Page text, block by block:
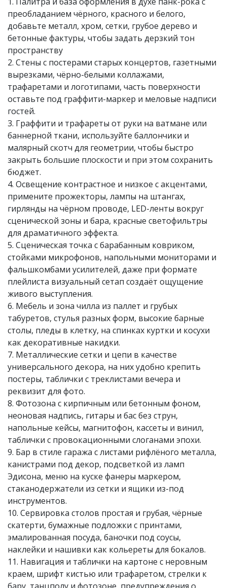
преобладанием чёрного, красного и белого,
добавьте металл, хром, сетки, грубое дерево и
бетонные фактуры, чтобы задать дерзкий тон
пространству
2. Стены с постерами старых концертов, газетными
вырезками, чёрно-белыми коллажами,
трафаретами и логотипами, часть поверхности
оставьте под граффити-маркер и меловые надписи
гостей.
3. Граффити и трафареты от руки на ватмане или
баннерной ткани, используйте баллончики и
малярный скотч для геометрии, чтобы быстро
закрыть большие плоскости и при этом сохранить
бюджет.
4. Освещение контрастное и низкое с акцентами,
примените прожекторы, лампы на штангах,
гирлянды на чёрном проводе, LED-ленты вокруг
сценической зоны и бара, красные светофильтры
для драматичного эффекта.
5. Сценическая точка с барабанным ковриком,
стойками микрофонов, напольными мониторами и
фальшкомбами усилителей, даже при формате
плейлиста визуальный сетап создаёт ощущение
живого выступления.
6. Мебель и зона чилла из паллет и грубых
табуретов, стулья разных форм, высокие барные
столы, пледы в клетку, на спинках куртки и косухи
как декоративные накидки.
7. Металлические сетки и цепи в качестве
универсального декора, на них удобно крепить
постеры, таблички с треклистами вечера и
реквизит для фото.
8. Фотозона с кирпичным или бетонным фоном,
неоновая надпись, гитары и бас без струн,
напольные кейсы, магнитофон, кассеты и винил,
таблички с провокационными слоганами эпохи.
9. Бар в стиле гаража с листами рифлёного металла,
канистрами под декор, подсветкой из ламп
Эдисона, меню на куске фанеры маркером,
стаканодержатели из сетки и ящики из-под
инструментов.
10. Сервировка столов простая и грубая, чёрные
скатерти, бумажные подложки с принтами,
эмалированная посуда, баночки под соусы,
наклейки и нашивки как кольереты для бокалов.
11. Навигация и таблички на картоне с неровным
краем, шрифт кистью или трафаретом, стрелки к